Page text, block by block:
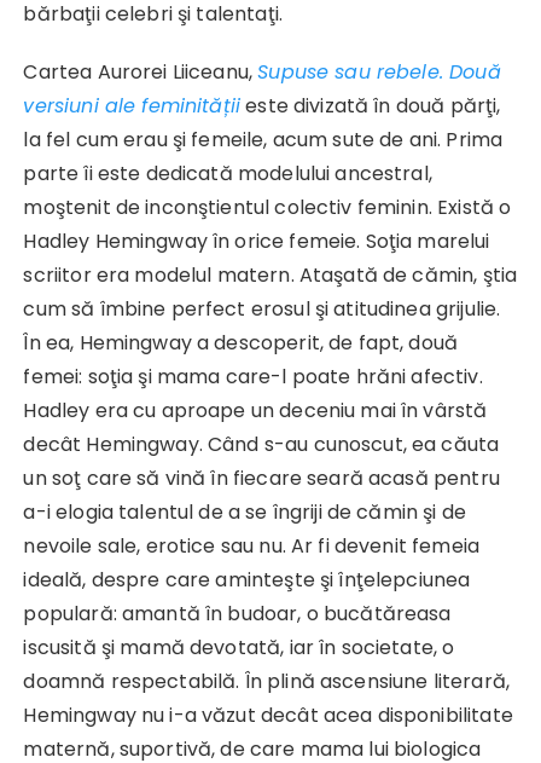
bărbaţii celebri şi talentaţi.
Cartea Aurorei Liiceanu,Supuse sau rebele. Două
versiuni ale feminitățiieste divizată în două părţi,
la fel cum erau şi femeile, acum sute de ani. Prima
parte îi este dedicată modelului ancestral,
moştenit de inconştientul colectiv feminin. Există o
Hadley Hemingway în orice femeie. Soţia marelui
scriitor era modelul matern. Ataşată de cămin, ştia
cum să îmbine perfect erosul şi atitudinea grijulie.
În ea, Hemingway a descoperit, de fapt, două
femei: soţia şi mama care-l poate hrăni afectiv.
Hadley era cu aproape un deceniu mai în vârstă
decât Hemingway. Când s-au cunoscut, ea căuta
un soţ care să vină în fiecare seară acasă pentru
a-i elogia talentul de a se îngriji de cămin şi de
nevoile sale, erotice sau nu. Ar fi devenit femeia
ideală, despre care aminteşte şi înţelepciunea
populară: amantă în budoar, o bucătăreasa
iscusită şi mamă devotată, iar în societate, o
doamnă respectabilă. În plină ascensiune literară,
Hemingway nu i-a văzut decât acea disponibilitate
maternă, suportivă, de care mama lui biologica